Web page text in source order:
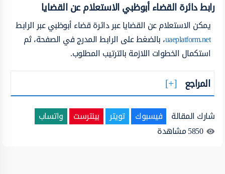
رابط دائرة القضاء أبوظبي الاستعلام عن القضايا
يمكن الاستعلام عن القضايا عبر دائرة قضاء أبوظبي عبر الرابط
uaeplatform.net، بالضغط على الرابط المدرج في الصفحة، ثم
استكمال الخطوات اللازمة بالترتيب المطلوب.
المراجع
شارك المقالة فيسبوك تويتر بينترست
واتساب
5850مشاهدة